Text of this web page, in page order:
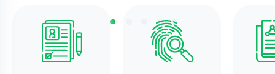
Уникальность
Срок выполнения